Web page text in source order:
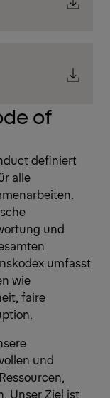
of
definiert
alle
und
umfasst
wie
faire
und
Unser Ziel ist